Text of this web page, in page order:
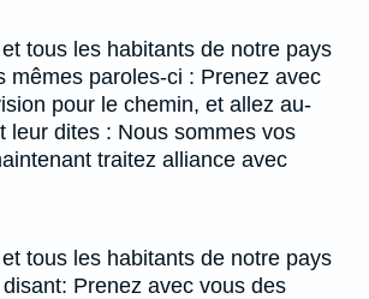
tous les habitants de notre pays
mêmes paroles-ci : Prenez avec
pour le chemin, et allez au-
leur dites : Nous sommes vos
traitez alliance avec
tous les habitants de notre pays
Prenez avec vous des